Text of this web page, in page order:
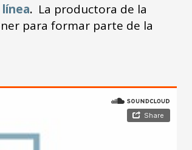
. La productora de la
para formar parte de la